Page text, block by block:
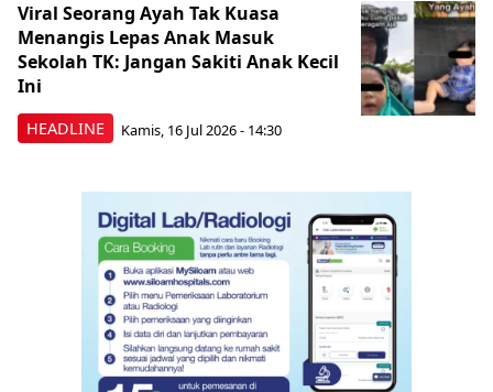
HEADLINE
Viral Seorang Ayah Tak Kuasa
Menangis Lepas Anak Masuk
Sekolah TK: Jangan Sakiti Anak Kecil
Ini
Kamis, 16 Jul 2026 - 14:30